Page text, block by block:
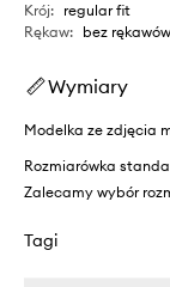
Krój: regular fit
Rękaw: bez
Wymiary
Modelka ze zdjęcia
Rozmiarówka
Zalecamy wybór
Tagi